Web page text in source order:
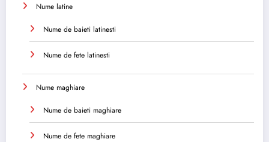
Nume latine
Nume de baieti latinesti
Nume de fete latinesti
Nume maghiare
Nume de baieti maghiare
Nume de fete maghiare